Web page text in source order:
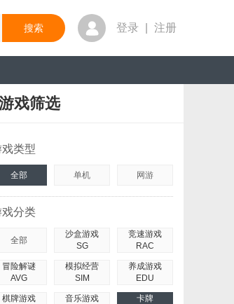
登录 注册
戏筛选
类型
全部 单机 网游
戏分类
全部
沙盒游戏
SG
竞速游戏
RAC
冒险解谜
AVG
模拟经营
SIM
养成游戏
EDU
棋牌游戏
音乐游戏
卡牌